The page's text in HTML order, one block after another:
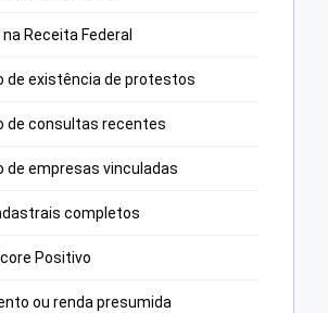
Receita Federal
de existência de protestos
de consultas recentes
de empresas vinculadas
completos
Positivo
ou renda presumida